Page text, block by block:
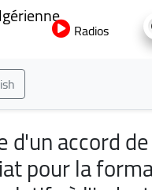
au
Radios
d'un accord de
pour la